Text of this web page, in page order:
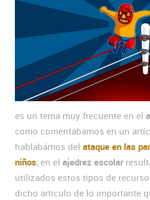
es un tema muy frecuente en el
como comentábamos en un
hablabámos del ataque en las
niños, en el ajedrez escolar
utilizados estos tipos de
dicho artículo de lo importante